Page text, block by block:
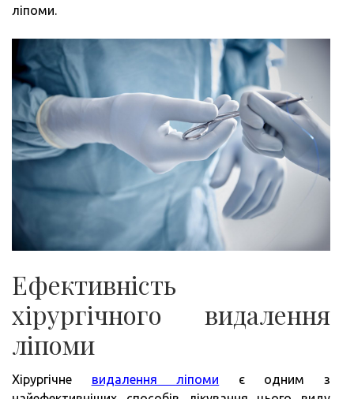
ліпоми.
Ефективність
хірургічного видалення
ліпоми
Хірургічне видалення ліпоми є одним з